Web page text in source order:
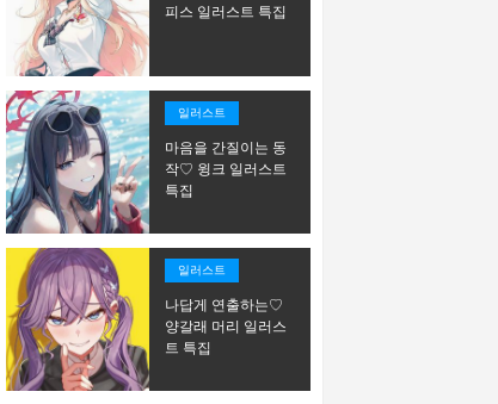
피스 일러스트 특집
일러스트
마음을 간질이는 동
작♡ 윙크 일러스트
특집
일러스트
나답게 연출하는♡
양갈래 머리 일러스
트 특집